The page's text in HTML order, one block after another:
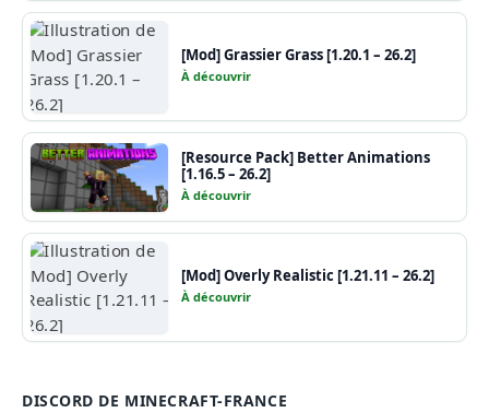
[Mod] Grassier Grass [1.20.1 – 26.2]
À découvrir
[Resource Pack] Better Animations
[1.16.5 – 26.2]
À découvrir
[Mod] Overly Realistic [1.21.11 – 26.2]
À découvrir
DISCORD DE MINECRAFT-FRANCE